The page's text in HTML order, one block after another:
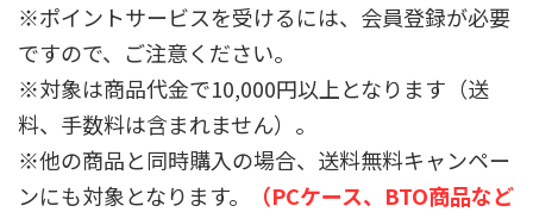
※ポイントサービスを受けるには、会員登録が必要
ですので、ご注意ください。
※対象は商品代金で10,000円以上となります（送
料、手数料は含まれません）。
※他の商品と同時購入の場合、送料無料キャンペー
ンにも対象となります。
（PCケース、BTO商品など